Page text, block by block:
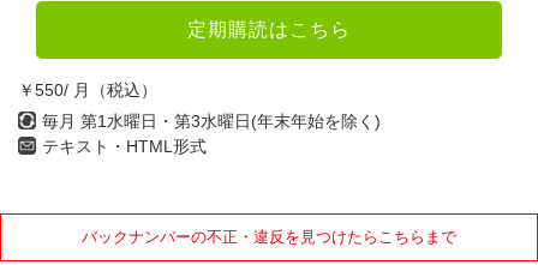
定期購読はこちら
￥550/ 月（税込）
毎月 第1水曜日・第3水曜日(年末年始を除く)
テキスト・HTML形式
バックナンバーの不正・違反を見つけたらこちらまで